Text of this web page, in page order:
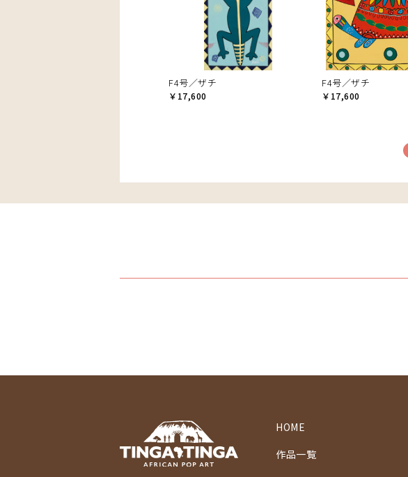
F4号／ザチ
￥17,600
F4号／ザチ
￥17,600
HOME
作品一覧